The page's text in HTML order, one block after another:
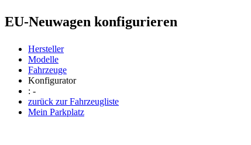
EU-Neuwagen konfigurieren
Hersteller
Modelle
Fahrzeuge
Konfigurator
: -
zurück zur Fahrzeugliste
Mein Parkplatz